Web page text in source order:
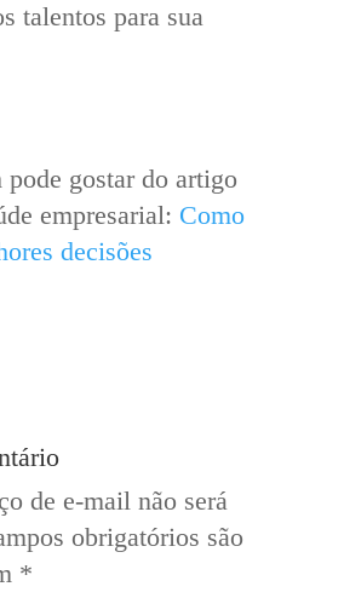
talentos para sua
pode gostar do artigo
empresarial: Como
decisões
de e-mail não será
obrigatórios são
*